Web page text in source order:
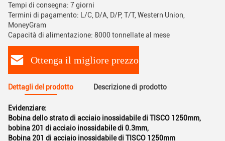
Tempi di consegna: 7 giorni
Termini di pagamento: L/C, D/A, D/P, T/T, Western Union,
MoneyGram
Capacità di alimentazione: 8000 tonnellate al mese
Ottenga il migliore prezzo
Dettagli del prodotto Descrizione di prodotto
Evidenziare:
Bobina dello strato di acciaio inossidabile di TISCO 1250mm,
bobina 201 di acciaio inossidabile di 0.3mm,
Bobina 201 di acciaio inossidabile di TISCO 1250mm